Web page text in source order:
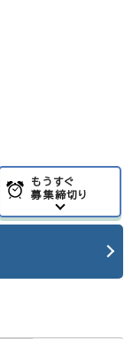
もうすぐ
募集締切り